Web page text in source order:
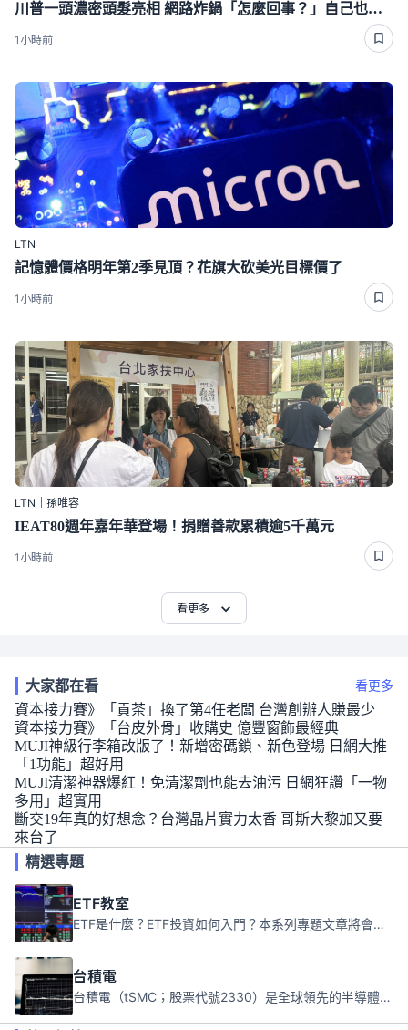
川普一頭濃密頭髮亮相 網路炸鍋「怎麼回事？」自己也承認敏感話題
1小時前
LTN
記憶體價格明年第2季見頂？花旗大砍美光目標價了
1小時前
LTN｜孫唯容
IEAT80週年嘉年華登場！捐贈善款累積逾5千萬元
1小時前
看更多
大家都在看 看更多
資本接力賽》「貢茶」換了第4任老闆 台灣創辦人賺最少
資本接力賽》「台皮外骨」收購史 億豐窗飾最經典
MUJI神級行李箱改版了！新增密碼鎖、新色登場 日網大推
「1功能」超好用
MUJI清潔神器爆紅！免清潔劑也能去油污 日網狂讚「一物
多用」超實用
斷交19年真的好想念？台灣晶片實力太香 哥斯大黎加又要
來台了
精選專題
ETF教室
ETF是什麼？ETF投資如何入門？本系列專題文章將會告訴你新手必須知道的ETF基礎知識。
台積電
台積電（tSMC；股票代號2330）是全球領先的半導體代工公司，成立於1987年，總部位於台灣新竹。且已於美國、日本、德國及中國設廠，台積電是全球首家專業積體電路製造服務公司，也是全球最先進和最大規模的半導體代工廠。